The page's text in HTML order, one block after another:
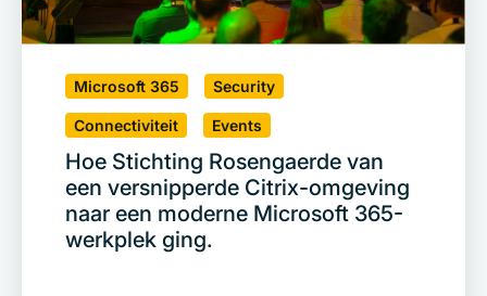
Microsoft 365 Security
Connectiviteit Events
Hoe Stichting Rosengaerde van
een versnipperde Citrix-omgeving
naar een moderne Microsoft 365-
werkplek ging.